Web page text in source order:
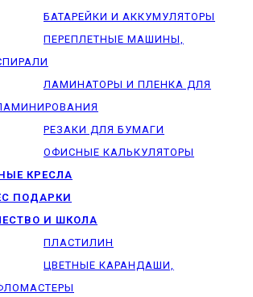
БАТАРЕЙКИ И АККУМУЛЯТОРЫ
ПЕРЕПЛЕТНЫЕ МАШИНЫ,
ЛАМИНАТОРЫ И ПЛЕНКА ДЛЯ
РЕЗАКИ ДЛЯ БУМАГИ
ОФИСНЫЕ КАЛЬКУЛЯТОРЫ
КРЕСЛА
ПОДАРКИ
И ШКОЛА
ПЛАСТИЛИН
ЦВЕТНЫЕ КАРАНДАШИ,